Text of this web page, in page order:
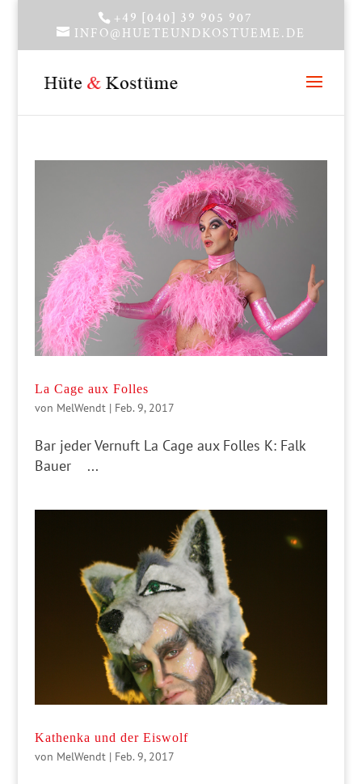
+49 [040] 39 905 907
INFO@HUETEUNDKOSTUEME.DE
La Cage aux Folles
von MelWendt| Feb. 9, 2017
Bar jeder Vernuft La Cage aux Folles K: Falk
Bauer ...
Kathenka und der Eiswolf
von MelWendt| Feb. 9, 2017